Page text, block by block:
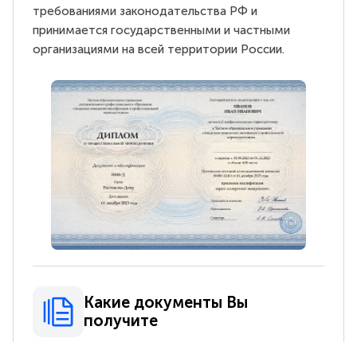
требованиями законодательства РФ и
принимается государственными и частными
организациями на всей территории России.
Какие документы Вы
получите